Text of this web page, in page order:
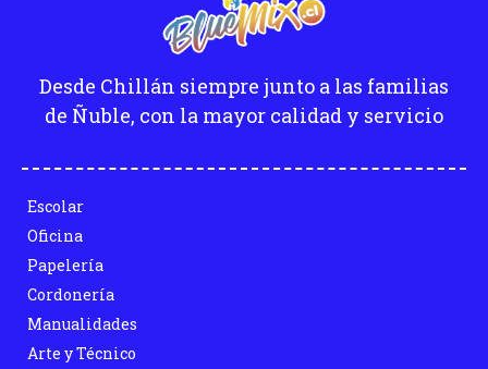
Desde Chillán siempre junto a las familias
de Ñuble, con la mayor calidad y servicio
Escolar
Oficina
Papelería
Cordonería
Manualidades
Arte y Técnico